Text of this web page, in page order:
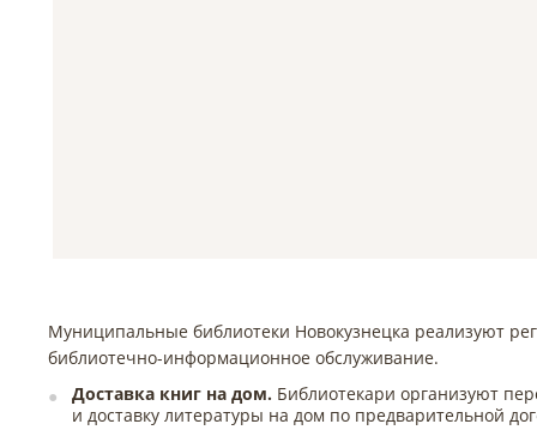
Муниципальные библиотеки Новокузнецка реализуют
библиотечно-информационное обслуживание.
Доставка книг на дом. Библиотекари организуют
и доставку литературы на дом по предварительной